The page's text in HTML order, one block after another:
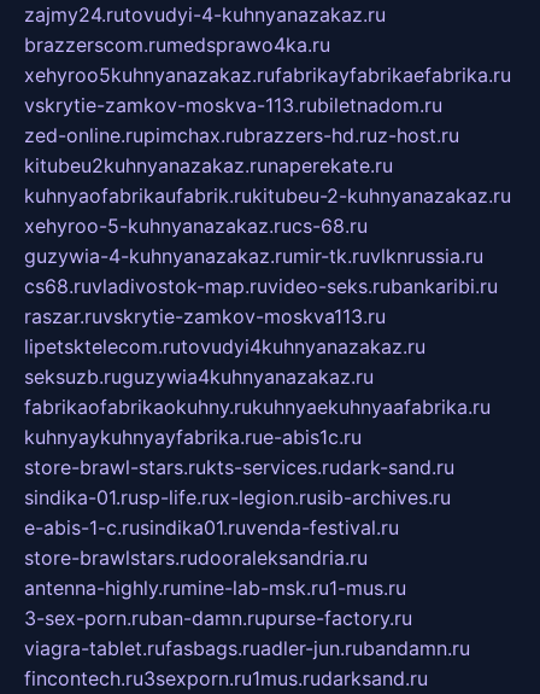
zajmy24.rutovudyi-4-kuhnyanazakaz.ru
brazzerscom.rumedsprawo4ka.ru
xehyroo5kuhnyanazakaz.rufabrikayfabrikaefabrika.ru
vskrytie-zamkov-moskva-113.rubiletnadom.ru
zed-online.rupimchax.rubrazzers-hd.ruz-host.ru
kitubeu2kuhnyanazakaz.runaperekate.ru
kuhnyaofabrikaufabrik.rukitubeu-2-kuhnyanazakaz.ru
xehyroo-5-kuhnyanazakaz.rucs-68.ru
guzywia-4-kuhnyanazakaz.rumir-tk.ruvlknrussia.ru
cs68.ruvladivostok-map.ruvideo-seks.rubankaribi.ru
raszar.ruvskrytie-zamkov-moskva113.ru
lipetsktelecom.rutovudyi4kuhnyanazakaz.ru
seksuzb.ruguzywia4kuhnyanazakaz.ru
fabrikaofabrikaokuhny.rukuhnyaekuhnyaafabrika.ru
kuhnyaykuhnyayfabrika.rue-abis1c.ru
store-brawl-stars.rukts-services.rudark-sand.ru
sindika-01.rusp-life.rux-legion.rusib-archives.ru
e-abis-1-c.rusindika01.ruvenda-festival.ru
store-brawlstars.rudooraleksandria.ru
antenna-highly.rumine-lab-msk.ru1-mus.ru
3-sex-porn.ruban-damn.rupurse-factory.ru
viagra-tablet.rufasbags.ruadler-jun.rubandamn.ru
fincontech.ru3sexporn.ru1mus.rudarksand.ru